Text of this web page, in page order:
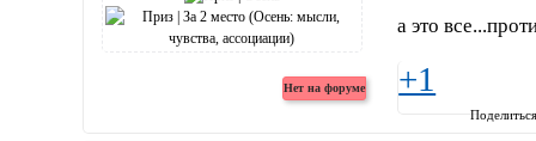
а это
+1